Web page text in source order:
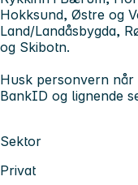
Hokksund, Østre og
Land/Landåsbygda,
og Skibotn.
Husk personvern
BankID og lignende
Sektor
Privat